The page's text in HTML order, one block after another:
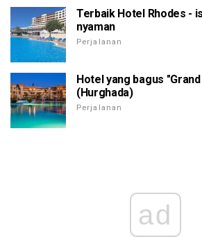
Terbaik Hotel Rhodes -
nyaman
Perjalanan
Hotel yang bagus
(Hurghada)
Perjalanan
ad